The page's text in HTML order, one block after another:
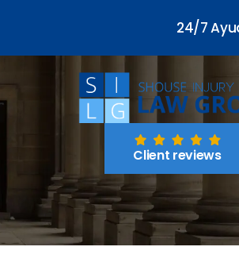
Client reviews
24/7